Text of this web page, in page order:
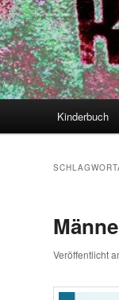
Kinderbuch
Veröffentlicht